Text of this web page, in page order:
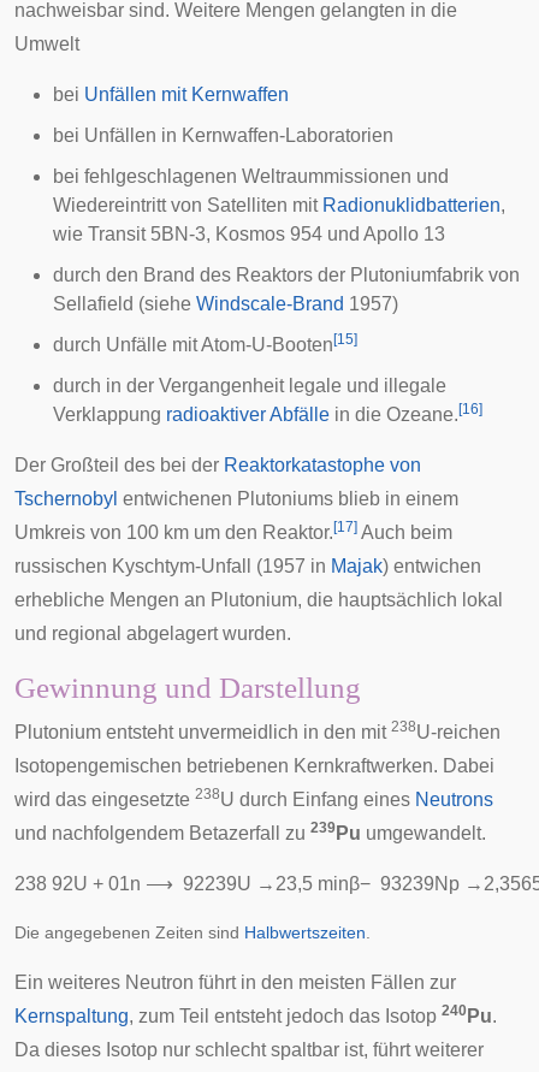
nachweisbar sind. Weitere Mengen gelangten in die
Umwelt
bei Unfällen mit Kernwaffen
bei Unfällen in Kernwaffen-Laboratorien
bei fehlgeschlagenen Weltraummissionen und
Wiedereintrittvon Satelliten mit Radionuklidbatterien,
wie Transit 5BN-3, Kosmos 954 und Apollo 13
durch den Brand des Reaktors der Plutoniumfabrik von
Sellafield (siehe Windscale-Brand 1957)
durch Unfälle mitAtom-U-Booten [15]
durch in der Vergangenheit legale und illegale
Verklappung radioaktiver Abfälle in die Ozeane. [16]
Der Großteil des bei der Reaktorkatastophe von
Tschernobyl entwichenen Plutoniums blieb in einem
Umkreis von 100 km um den Reaktor. [17] Auch beim
russischen Kyschtym-Unfall (1957 in Majak) entwichen
erhebliche Mengen an Plutonium, die hauptsächlich lokal
und regional abgelagert wurden.
Gewinnung und Darstellung
Plutonium entsteht unvermeidlich in den mit 238U-reichen
Isotopengemischen betriebenen Kernkraftwerken. Dabei
wird das eingesetzte 238U durch Einfang eines Neutrons
und nachfolgendem Betazerfall zu 239 Pu umgewandelt.
238 92U + 01n ⟶ 92239U → 23,5 minβ− 93239N p → 2,356
Die angegebenen Zeiten sind Halbwertszeiten
Ein weiteres Neutron führt in den meisten Fällen zur
Kernspaltung, zum Teil entsteht jedoch das Isotop 240 Pu.
Da dieses Isotop nur schlecht spaltbar ist, führt weiterer